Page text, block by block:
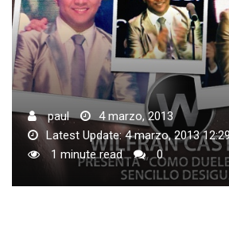
paul
4 marzo, 2013
Latest Update: 4 marzo, 2013
1 minute read
0